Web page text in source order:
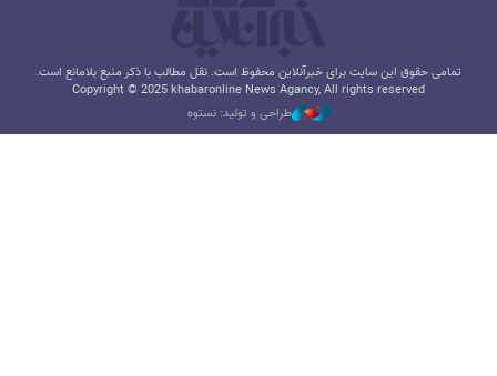
تمامی حقوق این سایت برای خبرآنلاین محفوظ است. نقل مطالب با ذکر منبع بلامانع است.
Copyright © 2025 khabaronline News Agancy, All rights reserved
طراحی و تولید: نستوه